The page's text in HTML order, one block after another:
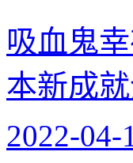
吸血鬼
本新成
2022-04-